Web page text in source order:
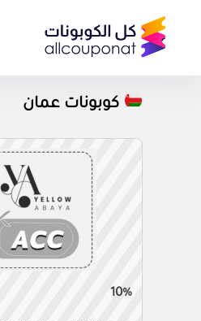
كوبونات عمان
10%